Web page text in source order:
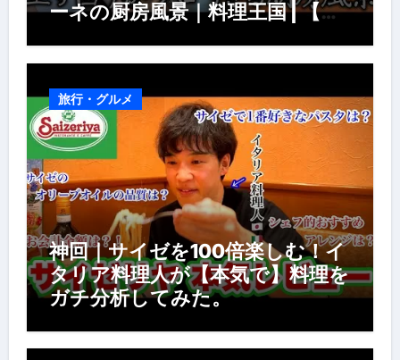
ーネの厨房風景｜料理王国 | 【厨
風景】
旅行・グルメ
神回｜サイゼを100倍楽しむ！イ
タリア料理人が【本気で】料理を
ガチ分析してみた。